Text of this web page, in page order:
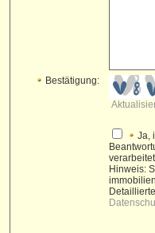
Bestätigung:
Ja,
Hinweis: